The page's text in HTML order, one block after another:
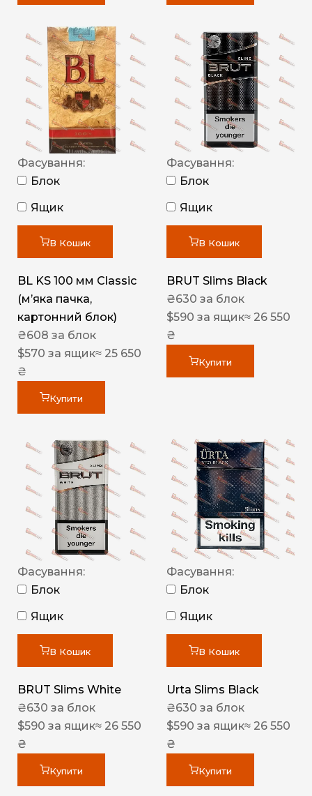
Фасування:
Блок
Ящик
В Кошик
BL KS 100 мм Classic
(м’яка пачка,
картонний блок)
₴608 за блок
$570 за ящик≈ 25 650
₴
Купити
Фасування:
Блок
Ящик
В Кошик
BRUT Slims Black
₴630 за блок
$590 за ящик≈ 26 550
₴
Купити
Фасування:
Блок
Ящик
В Кошик
BRUT Slims White
₴630 за блок
$590 за ящик≈ 26 550
₴
Купити
Фасування:
Блок
Ящик
В Кошик
Urta Slims Black
₴630 за блок
$590 за ящик≈ 26 550
₴
Купити